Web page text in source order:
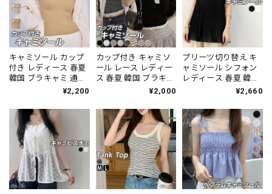
キャミソール カップ
付き レディース 春夏
韓国 ブラキャミ 通気
性 伸縮性 きれいめ 大
ンナー トップス 大人
可愛い 大人女子 [LS-
CGT087]
¥2,200
カップ付き キャミソ
ール レース レディー
ス 春夏 韓国 ブラキャ
ミ きれいめ 大人 かわ
ー トップス ショート
丈 フェミニン リブキ
ャミソール 大人可愛
い 大人女子 [LS-
CGT086]
¥2,000
プリーツ切り替え キ
ャミソール シフォン
レディース 春夏 韓国
インナー トップス き
カジュアル 重ね着 裾
プリーツ ゆったり 体
型カバー 大人可愛い
大人女子 [LS-CGT085]
¥2,660